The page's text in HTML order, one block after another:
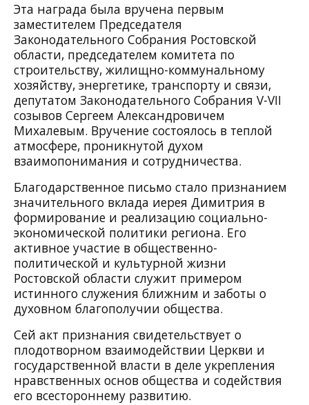
Эта награда была вручена первым
заместителем Председателя
Законодательного Собрания Ростовской
области, председателем комитета по
строительству, жилищно-коммунальному
хозяйству, энергетике, транспорту и связи,
депутатом Законодательного Собрания V-VII
созывов Сергеем Александровичем
Михалевым. Вручение состоялось в теплой
атмосфере, проникнутой духом
взаимопонимания и сотрудничества.
Благодарственное письмо стало признанием
значительного вклада иерея Димитрия в
формирование и реализацию социально-
экономической политики региона. Его
активное участие в общественно-
политической и культурной жизни
Ростовской области служит примером
истинного служения ближним и заботы о
духовном благополучии общества.
Сей акт признания свидетельствует о
плодотворном взаимодействии Церкви и
государственной власти в деле укрепления
нравственных основ общества и содействия
его всестороннему развитию.